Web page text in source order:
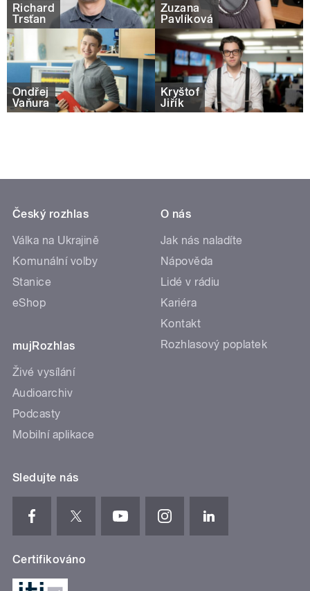
Richard
Trsťan
Zuzana
Pavlíková
Ondřej
Vaňura
Kryštof
Jiřík
Český rozhlas
Válka na Ukrajině
Komunální volby
Stanice
eShop
mujRozhlas
Živé vysílání
Audioarchiv
Podcasty
Mobilní aplikace
O nás
Jak nás naladíte
Nápověda
Lidé v rádiu
Kariéra
Kontakt
Rozhlasový poplatek
Sledujte nás
Certifikováno